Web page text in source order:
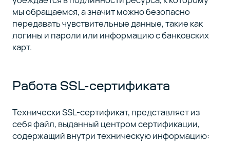
мы обращаемся, а значит можно безопасно
передавать чувствительные данные, такие как
логины и пароли или информацию с банковских
карт.
Работа SSL-сертификата
Технически SSL-сертификат, представляет из
себя файл, выданный центром сертификации,
содержащий внутри техническую информацию: